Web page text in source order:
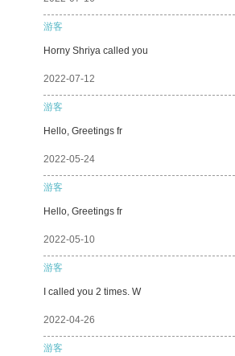
游客
Horny Shriya called you
2022-07-12
游客
Hello, Greetings fr
2022-05-24
游客
Hello, Greetings fr
2022-05-10
游客
I called you 2 times. W
2022-04-26
游客